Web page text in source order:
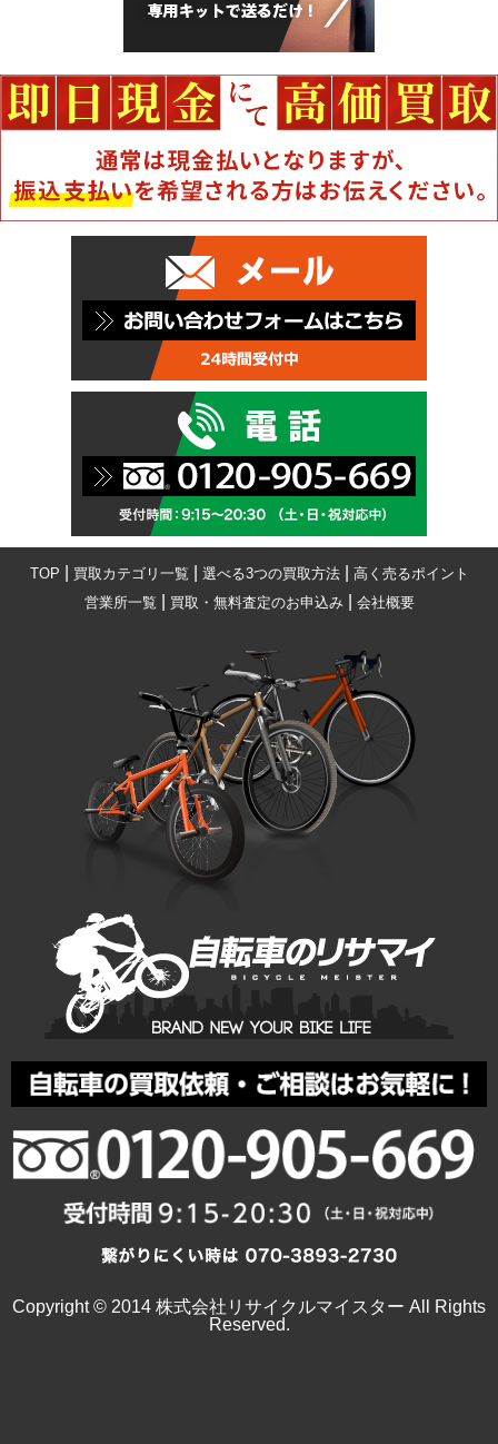
TOP 買取カテゴリ一覧 選べる3つの買取方法| 高く売るポイント
営業所一覧
買取・無料査定のお申込み| 会社概要
Copyright © 2014 株式会社リサイクルマイスター All Rights
Reserved.